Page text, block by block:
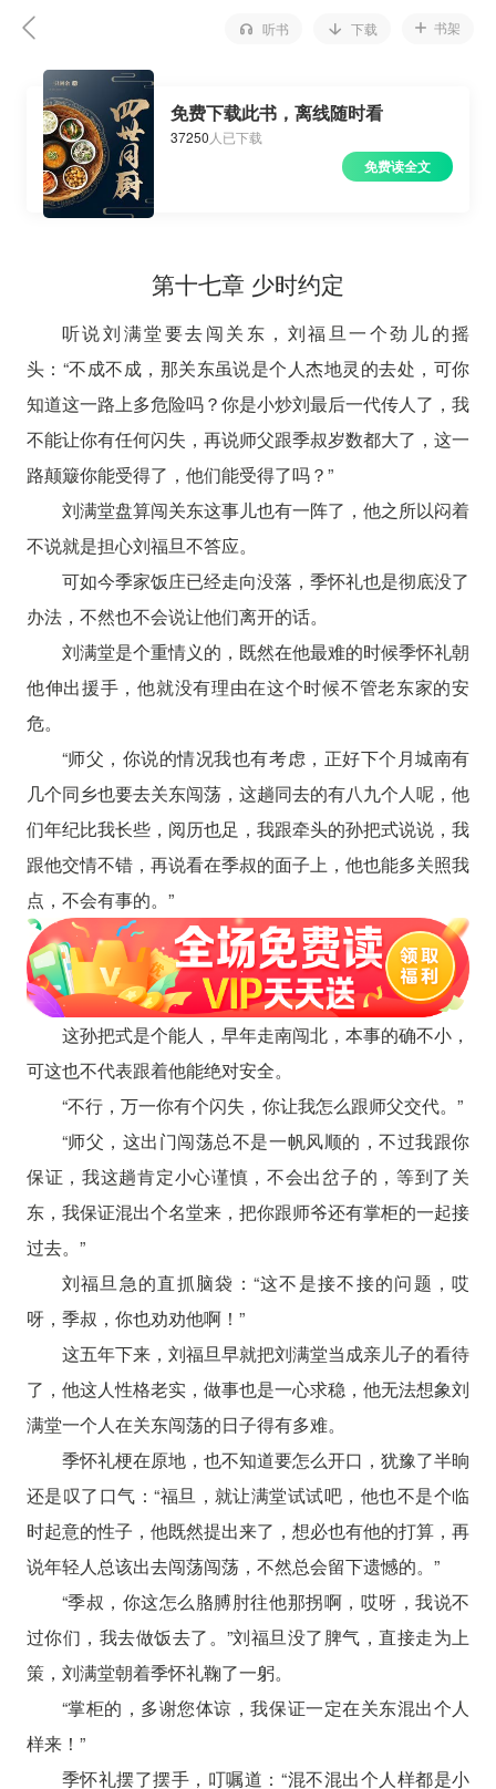
听书 下载 书架
免费下载此书，离线随时看
37250 人已下载
免费读全文
第十七章 少时约定
听说刘满堂要去闯关东，刘福旦一个劲儿的摇
头：“不成不成，那关东虽说是个人杰地灵的去处，可你
知道这一路上多危险吗？你是小炒刘最后一代传人了，我
不能让你有任何闪失，再说师父跟季叔岁数都大了，这一
路颠簸你能受得了，他们能受得了吗？”
刘满堂盘算闯关东这事儿也有一阵了，他之所以闷着
不说就是担心刘福旦不答应。
可如今季家饭庄已经走向没落，季怀礼也是彻底没了
办法，不然也不会说让他们离开的话。
刘满堂是个重情义的，既然在他最难的时候季怀礼朝
他伸出援手，他就没有理由在这个时候不管老东家的安
危。
“师父，你说的情况我也有考虑，正好下个月城南有
几个同乡也要去关东闯荡，这趟同去的有八九个人呢，他
们年纪比我长些，阅历也足，我跟牵头的孙把式说说，我
跟他交情不错，再说看在季叔的面子上，他也能多关照我
点，不会有事的。”
这孙把式是个能人，早年走南闯北，本事的确不小，
可这也不代表跟着他能绝对安全。
“不行，万一你有个闪失，你让我怎么跟师父交代。”
“师父，这出门闯荡总不是一帆风顺的，不过我跟你
保证，我这趟肯定小心谨慎，不会出岔子的，等到了关
东，我保证混出个名堂来，把你跟师爷还有掌柜的一起接
过去。”
刘福旦急的直抓脑袋：“这不是接不接的问题，哎
呀，季叔，你也劝劝他啊！”
这五年下来，刘福旦早就把刘满堂当成亲儿子的看待
了，他这人性格老实，做事也是一心求稳，他无法想象刘
满堂一个人在关东闯荡的日子得有多难。
季怀礼梗在原地，也不知道要怎么开口，犹豫了半晌
还是叹了口气：“福旦，就让满堂试试吧，他也不是个临
时起意的性子，他既然提出来了，想必也有他的打算，再
说年轻人总该出去闯荡闯荡，不然总会留下遗憾的。”
“季叔，你这怎么胳膊肘往他那拐啊，哎呀，我说不
过你们，我去做饭去了。”刘福旦没了脾气，直接走为上
策，刘满堂朝着季怀礼鞠了一躬。
“掌柜的，多谢您体谅，我保证一定在关东混出个人
样来！”
季怀礼摆了摆手，叮嘱道：“混不混出个人样都是小